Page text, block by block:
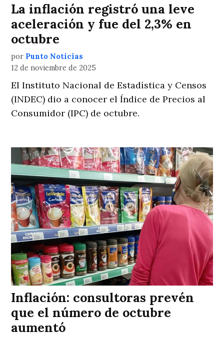
La inflación registró una leve
aceleración y fue del 2,3% en
octubre
por Punto Noticias
12 de noviembre de 2025
El Instituto Nacional de Estadística y Censos
(INDEC) dio a conocer el Índice de Precios al
Consumidor (IPC) de octubre.
Inflación: consultoras prevén
que el número de octubre
aumentó